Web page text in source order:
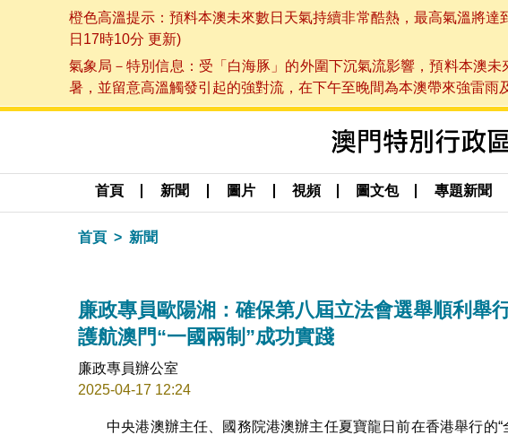
橙色高溫提示：預料本澳未來數日天氣持續非常酷熱，最高氣溫將
日17時10分 更新)
氣象局－特別信息：受「白海豚」的外圍下沉氣流影響，預料本澳
暑，並留意高溫觸發引起的強對流，在下午至晚間為本澳帶來強雷
首頁 新聞 圖片 視頻 圖文包 專題新聞
首頁 新聞
廉政專員歐陽湘：確保第八屆立法會選舉順利舉
護航澳門“一國兩制”成功實踐
廉政專員辦公室
2025-04-17 12:24
中央港澳辦主任、國務院港澳辦主任夏寶龍日前在香港舉行的